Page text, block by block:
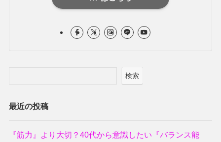
検索
最近の投稿
『筋力』より大切？40代から意識したい『バランス能